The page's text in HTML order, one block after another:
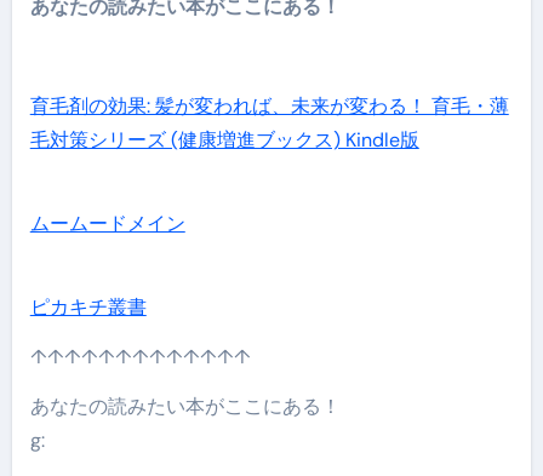
あなたの読みたい本がここにある！
育毛剤の効果: 髪が変われば、未来が変わる！ 育毛・薄
毛対策シリーズ (健康増進ブックス) Kindle版
ムームードメイン
ピカキチ叢書
↑↑↑↑↑↑↑↑↑↑↑↑↑
あなたの読みたい本がここにある！
g: